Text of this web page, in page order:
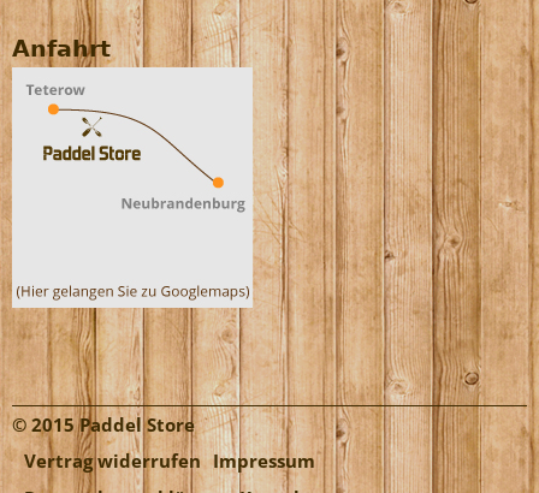
Anfahrt
© 2015 Paddel Store
Vertrag widerrufen Impressum